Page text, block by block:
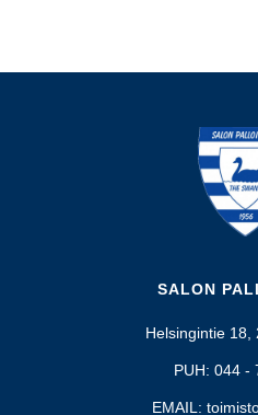
SALON
Helsingintie 18,
PUH: 044 -
EMAIL: